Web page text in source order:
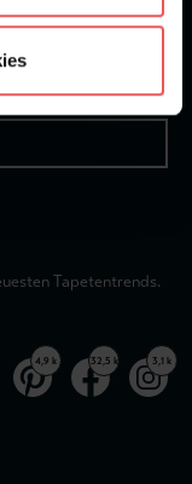
Tapetentrends.
4,9 k 32,5 k 3,1 k